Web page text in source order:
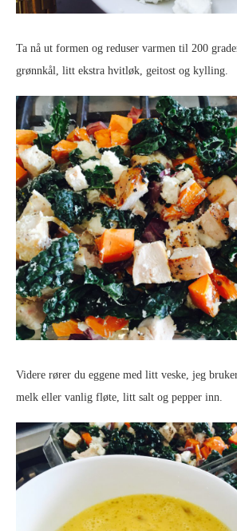
Ta nå ut formen og reduser varmen til 200
grønnkål, litt ekstra hvitløk, geitost og kylling.
Videre rører du eggene med litt veske, jeg
melk eller vanlig fløte, litt salt og pepper inn.